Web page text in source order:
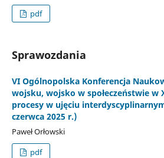
pdf
Sprawozdania
VI Ogólnopolska Konferencja
wojsku, wojsko w społeczeństwie w
procesy w ujęciu
czerwca 2025 r.)
Paweł Orłowski
pdf